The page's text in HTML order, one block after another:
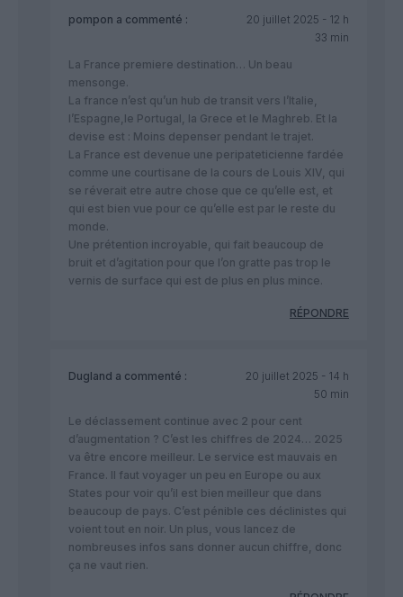
pompon a commenté :
20 juillet 2025 - 12 h
33 min
La France premiere destination… Un beau
mensonge.
La france n’est qu’un hub de transit vers l’Italie,
l’Espagne,le Portugal, la Grece et le Maghreb. Et la
devise est : Moins depenser pendant le trajet.
La France est devenue une peripateticienne fardée
comme une courtisane de la cours de Louis XIV, qui
se réverait etre autre chose que ce qu’elle est, et
qui est bien vue pour ce qu’elle est par le reste du
monde.
Une prétention incroyable, qui fait beaucoup de
bruit et d’agitation pour que l’on gratte pas trop le
vernis de surface qui est de plus en plus mince.
RÉPONDRE
Dugland a commenté :
20 juillet 2025 - 14 h
50 min
Le déclassement continue avec 2 pour cent
d’augmentation ? C’est les chiffres de 2024… 2025
va être encore meilleur. Le service est mauvais en
France. Il faut voyager un peu en Europe ou aux
States pour voir qu’il est bien meilleur que dans
beaucoup de pays. C’est pénible ces déclinistes qui
voient tout en noir. Un plus, vous lancez de
nombreuses infos sans donner aucun chiffre, donc
ça ne vaut rien.